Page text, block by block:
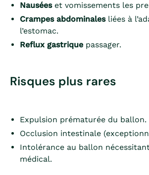
Nauséeset vomissements les
Crampes abdominalesliées à
l’estomac.
Reflux gastrique passager.
Risques plus rares
Expulsion prématurée du ballon.
Occlusion intestinale
Intolérance au ballon
médical.